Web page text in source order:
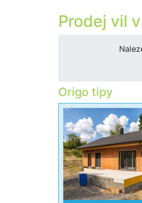
Prodej vil
Origo tipy